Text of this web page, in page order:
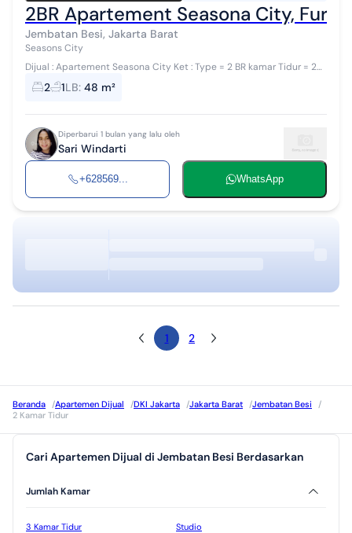
2BR Apartement Seasona City,
Jembatan Besi, Jakarta Barat
Seasons City
Dijual : Apartement Seasona City Ket : Type = 2 BR kamar Tidur = 2
Kamar Mandi = 1 Sertifikat = PPJB View = City Luas.= 48 sqm Kondisi
= Full Furn...
2 1LB: 48 m²
Diperbarui 1 bulan yang lalu oleh
Sari Windarti
+628569... WhatsApp
1 2
Beranda /Apartemen Dijual /DKI Jakarta /Jakarta Barat /Jembatan Besi
/
2 Kamar Tidur
Cari Apartemen Dijual di Jembatan Besi Berdasarkan
Jumlah Kamar
3 Kamar Tidur Studio